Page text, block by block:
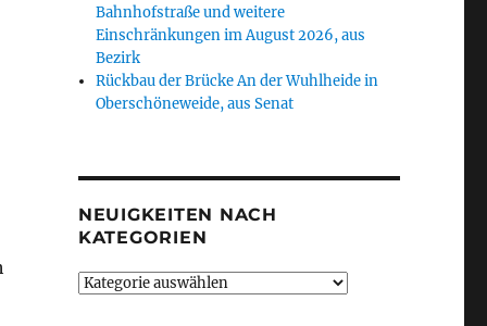
Bahnhofstraße und weitere
Einschränkungen im August 2026, aus
Bezirk
Rückbau der Brücke An der Wuhlheide in
Oberschöneweide, aus Senat
NEUIGKEITEN NACH
KATEGORIEN
Neuigkeiten